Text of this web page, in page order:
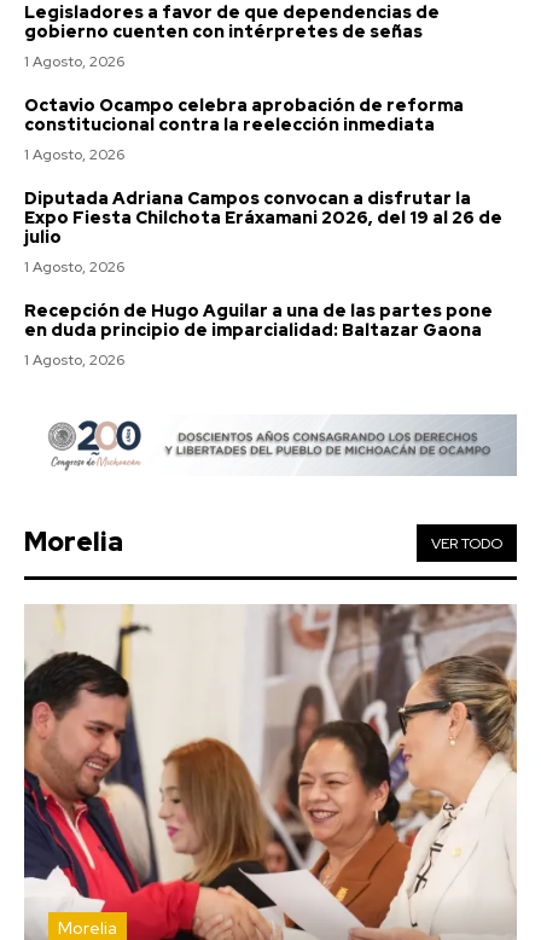
Legisladores a favor de que dependencias de
gobierno cuenten con intérpretes de señas
1 Agosto, 2026
Octavio Ocampo celebra aprobación de reforma
constitucional contra la reelección inmediata
1 Agosto, 2026
Diputada Adriana Campos convocan a disfrutar la
Expo Fiesta Chilchota Eráxamani 2026, del 19 al 26 de
julio
1 Agosto, 2026
Recepción de Hugo Aguilar a una de las partes pone
en duda principio de imparcialidad: Baltazar Gaona
1 Agosto, 2026
Morelia VER TODO
Morelia